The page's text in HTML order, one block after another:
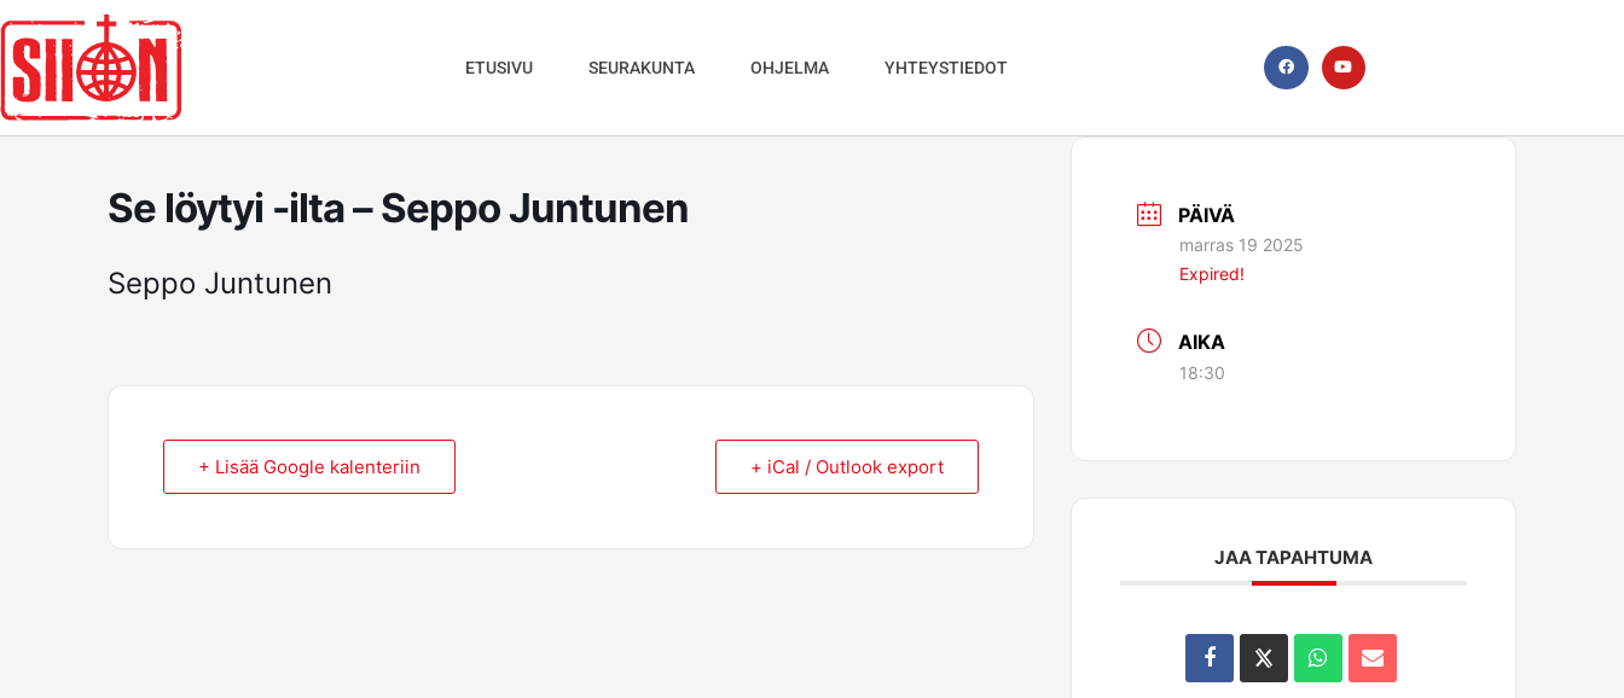
sisältöön
ETUSIVU SEURAKUNTA OHJELMA YHTEYSTIEDOT
F
a
Y
o
u
Se löytyi -ilta – Seppo Juntunen
Seppo Juntunen
+ Lisää Google kalenteriin + iCal / Outlook export
PÄIVÄ
marras 19 2025
Expired!
AIKA
18:30
JAA TAPAHTUMA